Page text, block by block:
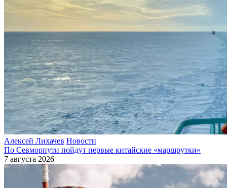
Алексей Лихачев Новости
По Севморпути пойдут первые китайские «маршрутки»
7 августа 2026